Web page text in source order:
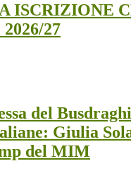
ISCRIZIONE
27
del
Giulia
del MIM